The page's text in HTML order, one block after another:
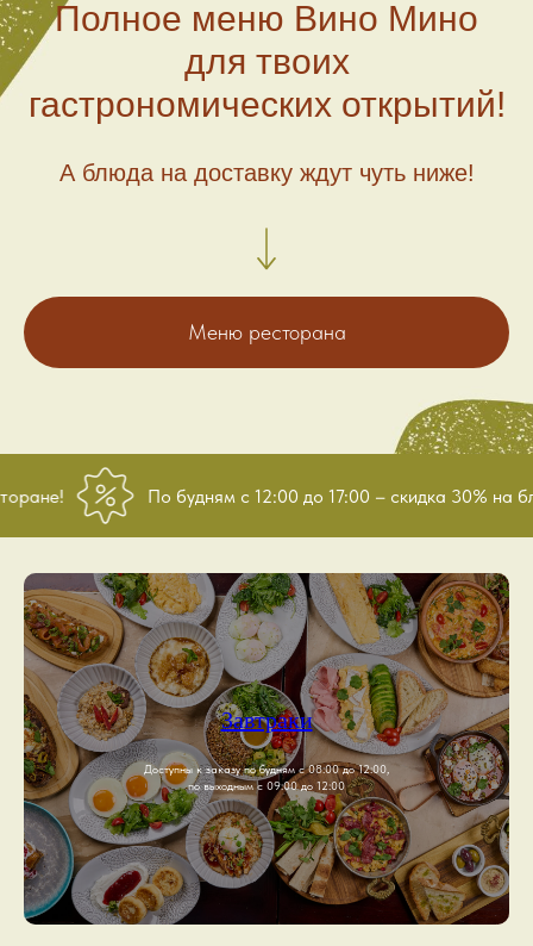
Полное меню Вино Мино
для твоих
гастрономических открытий!
А блюда на доставку ждут чуть ниже!
Меню ресторана
По будням с 12:00 до 17:00 – скидка 30% на блюда из
Завтраки
Доступны к заказу по будням с 08:00 до 12:00,
по выходным с 09:00 до 12:00